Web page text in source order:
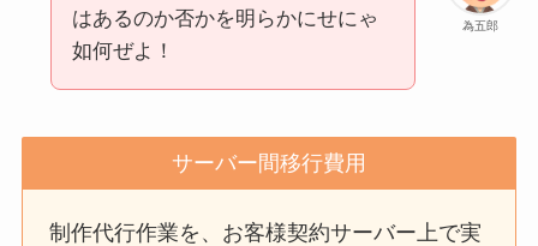
為五郎
はあるのか否かを明らかにせにゃ
如何ぜよ！
サーバー間移行費用
制作代行作業を、お客様契約サーバー上で実